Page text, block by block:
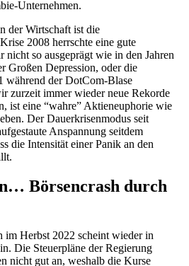
Unternehmen.
der Wirtschaft ist die
2008 herrschte eine gute
nicht so ausgeprägt wie in den Jahren
Großen Depression, oder die
während der DotCom-Blase
zurzeit immer wieder neue Rekorde
ist eine “wahre” Aktieneuphorie wie
Der Dauerkrisenmodus seit
Anspannung seitdem
die Intensität einer Panik an den
Börsencrash durch
Herbst 2022 scheint wieder in
Die Steuerpläne der Regierung
nicht gut an, weshalb die Kurse